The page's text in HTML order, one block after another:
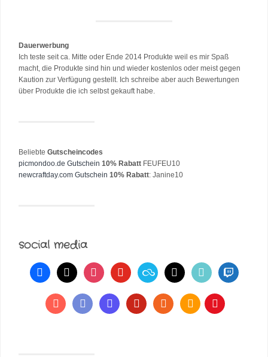
Dauerwerbung
Ich teste seit ca. Mitte oder Ende 2014 Produkte weil es mir Spaß
macht, die Produkte sind hin und wieder kostenlos oder meist gegen
Kaution zur Verfügung gestellt. Ich schreibe aber auch Bewertungen
über Produkte die ich selbst gekauft habe.
Beliebte Gutscheincodes
picmondoo.de Gutschein 10% Rabatt FEUFEU10
newcraftday.com Gutschein 10% Rabatt: Janine10
social media